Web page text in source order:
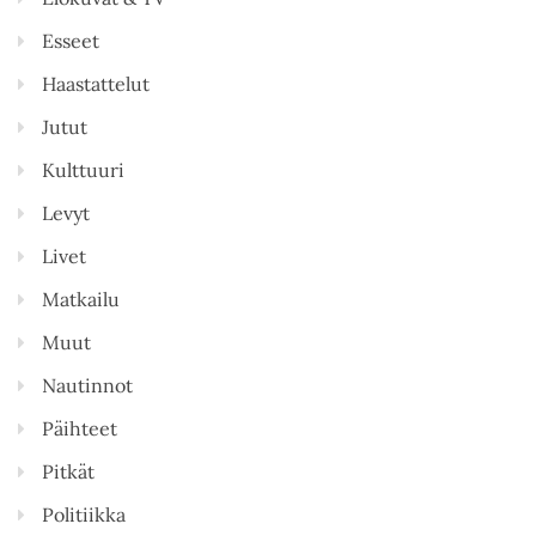
Esseet
Haastattelut
Jutut
Kulttuuri
Levyt
Livet
Matkailu
Muut
Nautinnot
Päihteet
Pitkät
Politiikka